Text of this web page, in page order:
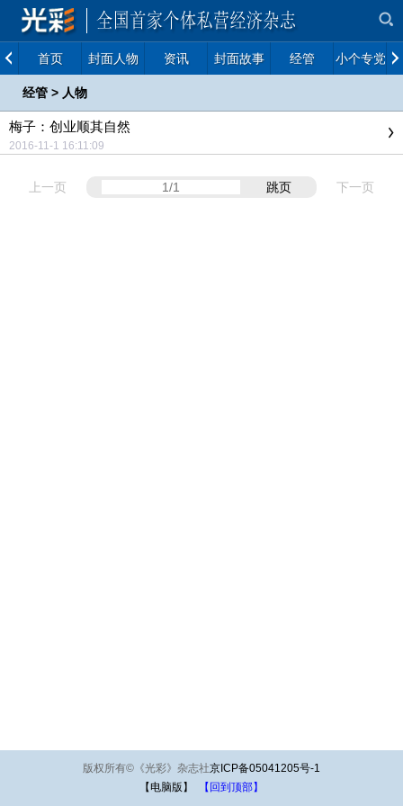
首页 封面人物 资讯 封面故事 经管 小个专党建
经管 > 人物
梅子：创业顺其自然
2016-11-1 16:11:09
上一页 跳页 下一页
版权所有© 《光彩》杂志社京ICP备05041205号-1
【电脑版】
【回到顶部】